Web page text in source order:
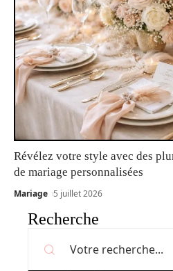
Révélez votre style avec des
de mariage personnalisées
Mariage 5 juillet 2026
Recherche